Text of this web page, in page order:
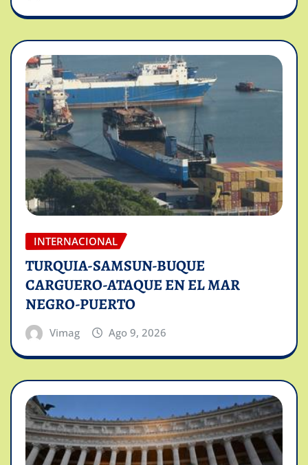
INTERNACIONAL
TURQUIA-SAMSUN-BUQUE
CARGUERO-ATAQUE EN EL MAR
NEGRO-PUERTO
Vimag Ago 9, 2026